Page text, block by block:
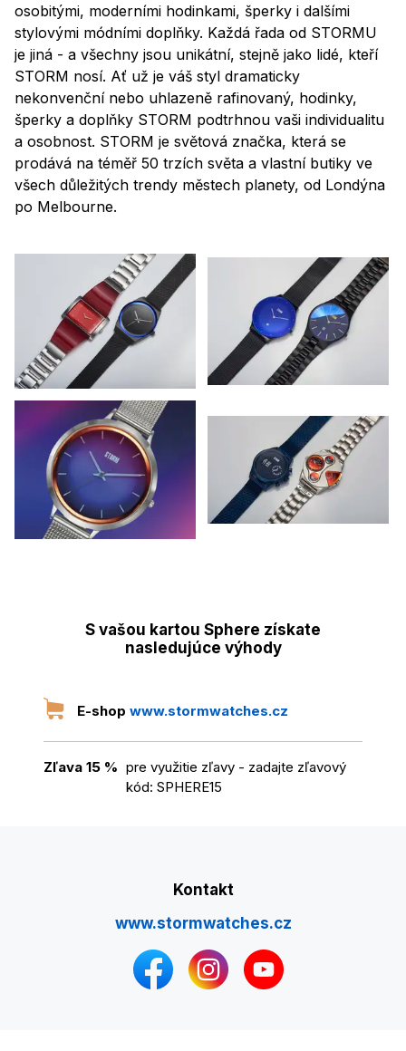
osobitými, moderními hodinkami, šperky i dalšími
stylovými módními doplňky. Každá řada od STORMU
je jiná - a všechny jsou unikátní, stejně jako lidé, kteří
STORM nosí. Ať už je váš styl dramaticky
nekonvenční nebo uhlazeně rafinovaný, hodinky,
šperky a doplňky STORM podtrhnou vaši individualitu
a osobnost. STORM je světová značka, která se
prodává na téměř 50 trzích světa a vlastní butiky ve
všech důležitých trendy městech planety, od Londýna
po Melbourne.
S vašou kartou Sphere získate
nasledujúce výhody
E-shop www.stormwatches.cz
Zľava 15 % pre využitie zľavy - zadajte zľavový
kód: SPHERE15
Kontakt
www.stormwatches.cz